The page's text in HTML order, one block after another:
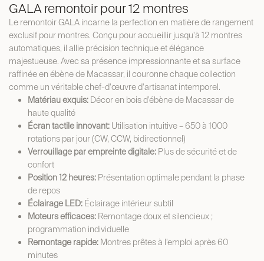
GALA remontoir pour 12 montres
Le remontoir GALA incarne la perfection en matière de rangement
exclusif pour montres. Conçu pour accueillir jusqu'à 12 montres
automatiques, il allie précision technique et élégance
majestueuse. Avec sa présence impressionnante et sa surface
raffinée en ébène de Macassar, il couronne chaque collection
comme un véritable chef-d'œuvre d'artisanat intemporel.
Matériau exquis: Décor en bois d’ébène de Macassar de
haute qualité
Écran tactile innovant: Utilisation intuitive – 650 à 1000
rotations par jour (CW, CCW, bidirectionnel)
Verrouillage par empreinte digitale: Plus de sécurité et de
confort
Position 12 heures: Présentation optimale pendant la phase
de repos
Éclairage LED: Éclairage intérieur subtil
Moteurs efficaces: Remontage doux et silencieux ;
programmation individuelle
Remontage rapide: Montres prêtes à l’emploi après 60
minutes